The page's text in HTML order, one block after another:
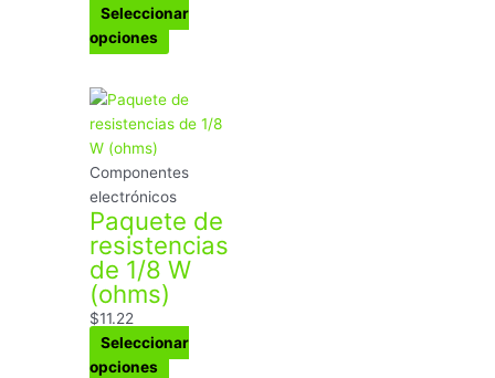
Seleccionar
opciones
en
producto
Componentes
electrónicos
Paquete de
resistencias
de 1/8 W
(ohms)
$11.22
Seleccionar
opciones
Este
producto
múltiples
variantes.
Las
opciones
se
en